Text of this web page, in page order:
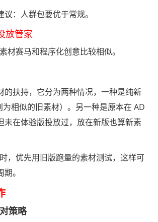
：人群包要优于常规。
放管家
赛马和程序化创意比较相似。
扶持，它分为两种情况，一种是纯新
相似的旧素材）。另一种是原本在 AD
未在体验版投放过，放在新版也算新素
优先用旧版跑量的素材测试，这样可
。
策略